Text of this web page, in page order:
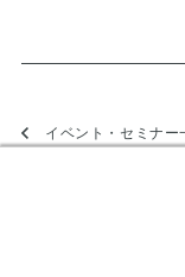
イベント・セミナー